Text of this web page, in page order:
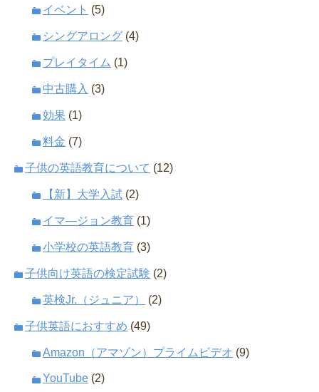
イベント (5)
シングアロング (4)
プレイタイム (1)
中古購入 (3)
効果 (1)
料金 (7)
子供の英語教育について (12)
【新】大学入試 (2)
イマ―ジョン教育 (1)
小学校の英語教育 (3)
子供向け英語の検定試験 (2)
英検Jr.（ジュニア） (2)
子供英語におすすめ (49)
Amazon（アマゾン）プライムビデオ (9)
YouTube (2)